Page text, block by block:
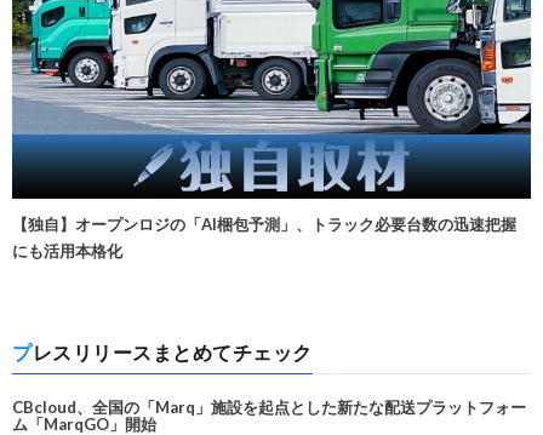
【独自】オープンロジの「AI梱包予測」、トラック必要台数の迅速把握
にも活用本格化
プレスリリースまとめてチェック
CBcloud、全国の「Marq」施設を起点とした新たな配送プラットフォー
ム「MarqGO」開始